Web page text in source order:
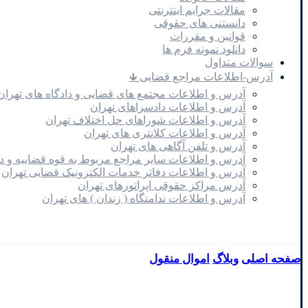
مقالات جرایم اینترنتی
دانستنی های حقوقی
قوانین و مقررات
دانلود نمونه فرم ها
سوالات متداول
آدرس-اطلاعات مراجع قضایی 🡳
آدرس و اطلاعات مجتمع های قضایی و دادگاه های
آدرس و اطلاعات دادسراهای تهران
آدرس و اطلاعات شوراهای حل اختلاف تهران
آدرس و اطلاعات کلانتری های تهران
آدرس و تلفن آگاهی های تهران
آدرس و اطلاعات سایر مراجع مربوط به قوه قضاییه و
آدرس و اطلاعات دفاتر خدمات الکترونیک قضایی تهران
آدرس مراکز حقوقی اپراتورهای تهران
آدرس و اطلاعات ندامتگاه ( زندان ) های تهران
صفحه اصلی وبلاگ اموال منقول